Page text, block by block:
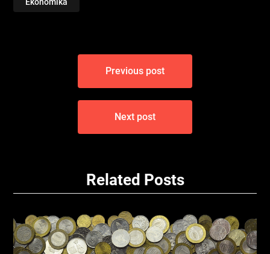
Ekonomika
Navigace
příspěvek
Previous post
Next post
Related Posts